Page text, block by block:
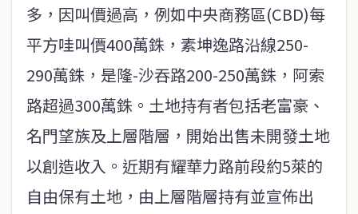
多，因叫價過高，例如中央商務區(CBD)每
平方哇叫價400萬銖，素坤逸路沿線250-
290萬銖，是隆-沙吞路200-250萬銖，阿索
路超過300萬銖。土地持有者包括老富豪、
名門望族及上層階層，開始出售未開發土地
以創造收入。近期有耀華力路前段約5萊的
自由保有土地，由上層階層持有並宣佈出